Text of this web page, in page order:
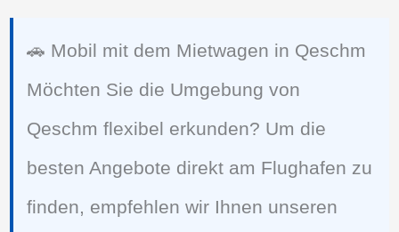
🚗 Mobil mit dem Mietwagen in Qeschm
Möchten Sie die Umgebung von
Qeschm flexibel erkunden? Um die
besten Angebote direkt am Flughafen zu
finden, empfehlen wir Ihnen unseren